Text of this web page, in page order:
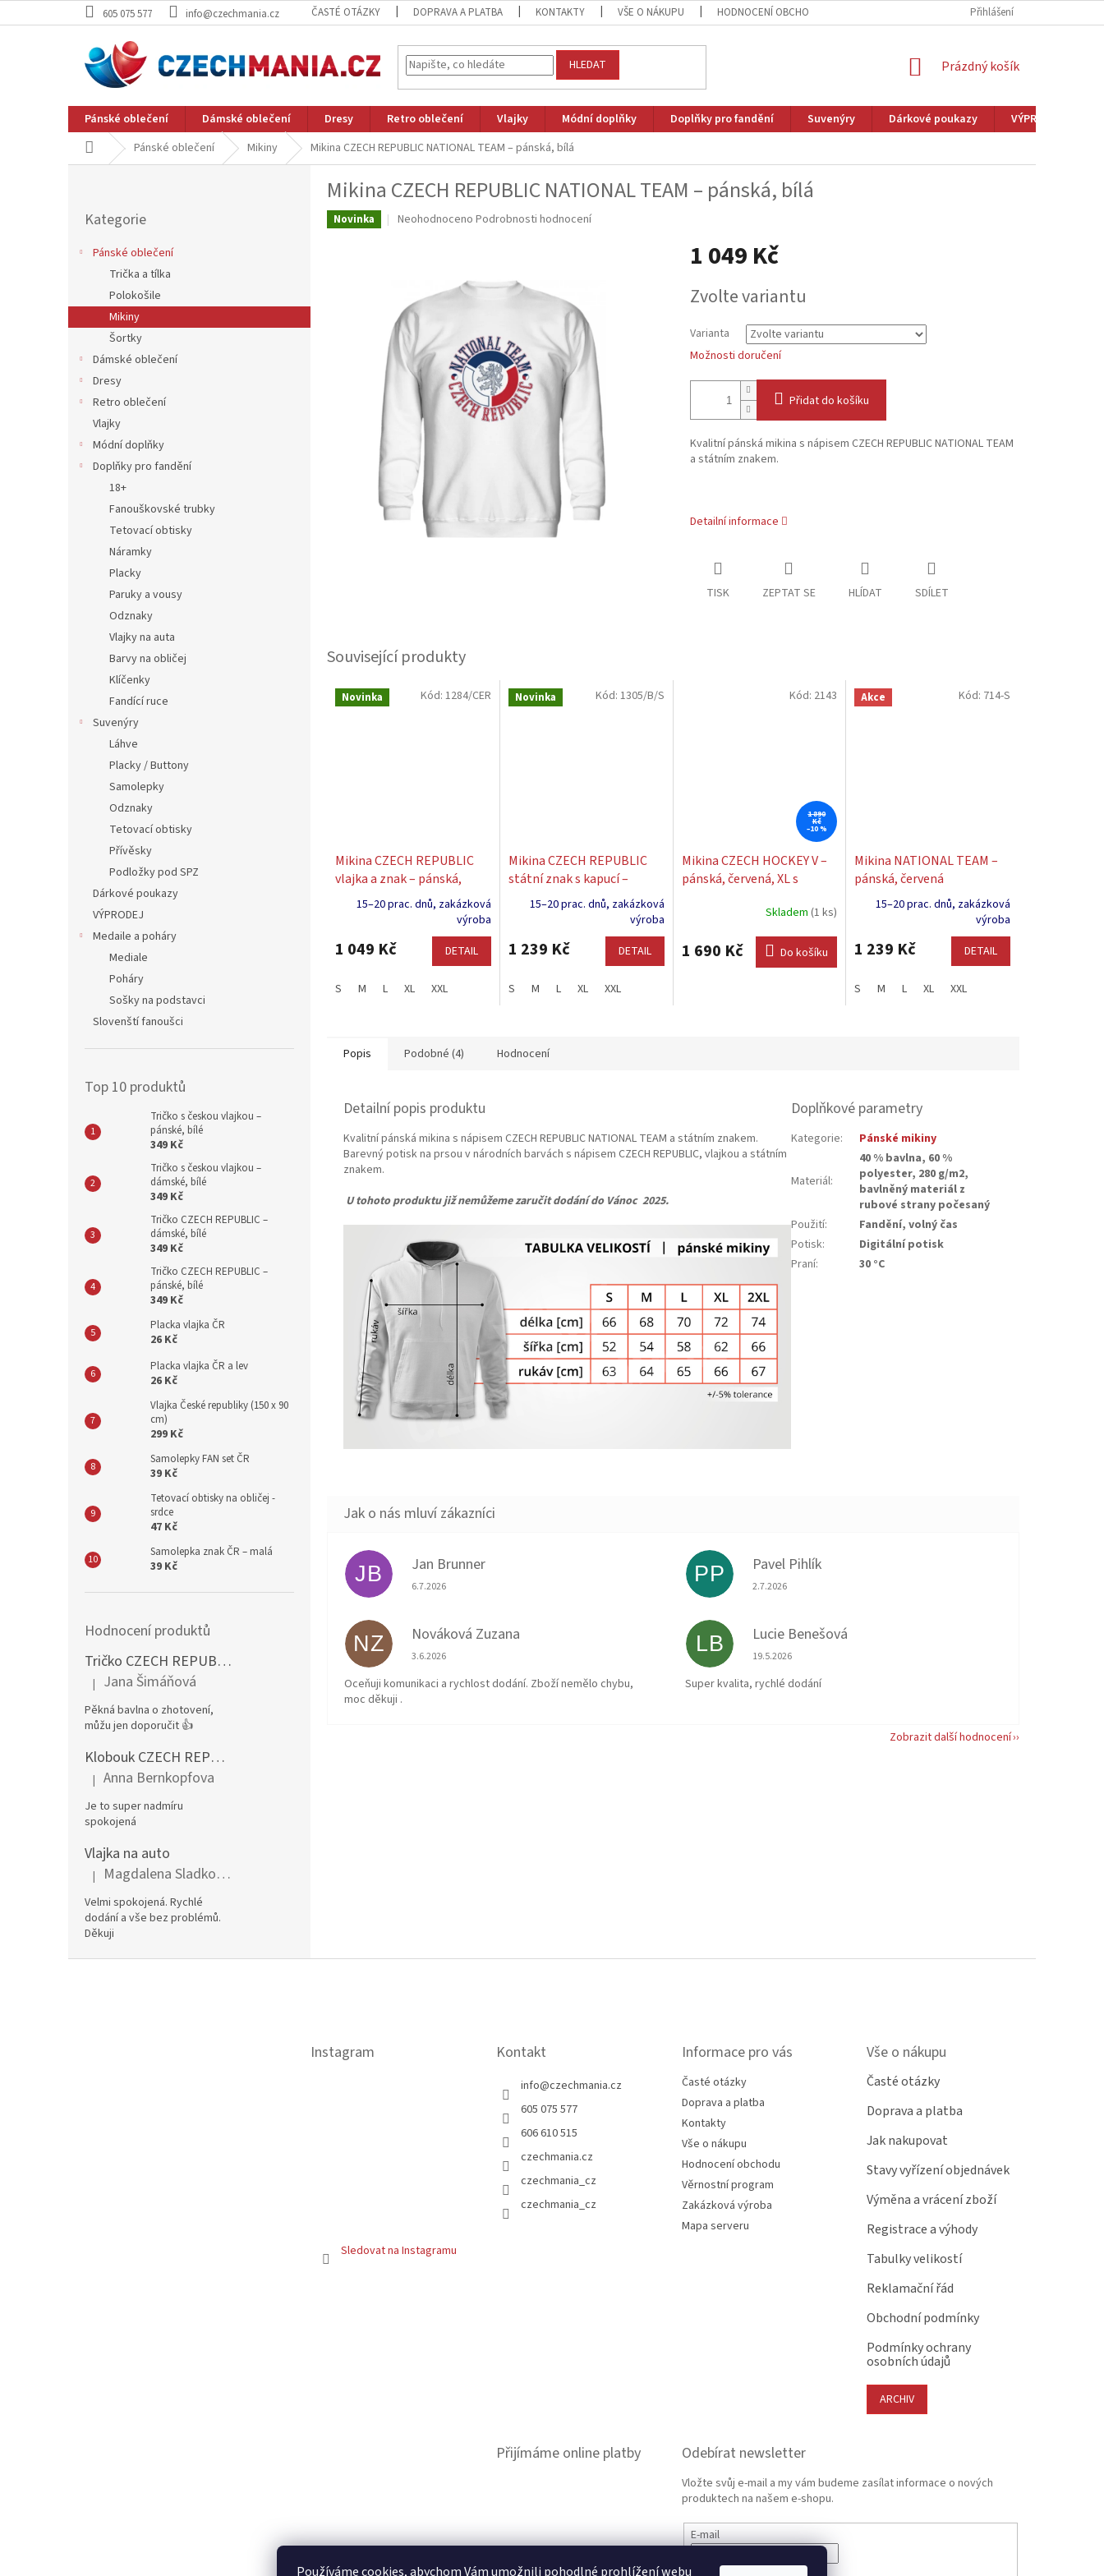
Používáme cookies, abychom Vám umožnili pohodlné prohlížení webu
na
605 075 577 info@czechmania.cz ČASTÉ OTÁZKY DOPRAVA A PLATBA KONTAKTY VŠE O NÁKUPU HODNOCENÍ OBCHODU ZAKÁZKOVÁ VÝROBA
Přihlášení
HLEDAT
NÁKUPNÍ
Prázdný košík
Pánské oblečení Dámské oblečení Dresy Retro oblečení Vlajky Módní doplňky Doplňky pro fandění Suvenýry Dárkové poukazy VÝPRODEJ
Domů Pánské oblečení Mikiny Mikina CZECH REPUBLIC NATIONAL TEAM – pánská, bílá
kategorie
Kategorie
Pánské oblečení
Trička a tílka
Polokošile
Mikiny
Šortky
Dámské oblečení
Dresy
Retro oblečení
Vlajky
Módní doplňky
Doplňky pro fandění
18+
Fanouškovské trubky
Tetovací obtisky
Náramky
Placky
Paruky a vousy
Odznaky
Vlajky na auta
Barvy na obličej
Klíčenky
Fandící ruce
Suvenýry
Láhve
Placky / Buttony
Samolepky
Odznaky
Tetovací obtisky
Přívěsky
Podložky pod SPZ
Dárkové poukazy
VÝPRODEJ
Medaile a poháry
Mediale
Poháry
Sošky na podstavci
Slovenští fanoušci
Top 10 produktů
Tričko s českou vlajkou –
pánské, bílé
349 Kč
Tričko s českou vlajkou –
dámské, bílé
349 Kč
Tričko CZECH REPUBLIC –
dámské, bílé
349 Kč
Tričko CZECH REPUBLIC –
pánské, bílé
349 Kč
Placka vlajka ČR
26 Kč
Placka vlajka ČR a lev
26 Kč
Vlajka České republiky (150 x 90
cm)
299 Kč
Samolepky FAN set ČR
39 Kč
Tetovací obtisky na obličej -
srdce
47 Kč
Samolepka znak ČR – malá
39 Kč
Hodnocení produktů
Tričko CZECH REPUBLIC – pánské, červené
Hodnocení produktu je 5 z 5 hvězdiček.
| Jana Šimáňová
Pěkná bavlna o zhotovení,
můžu jen doporučit 👍
Klobouk CZECH REPUBLIC rohy CZ
Hodnocení produktu je 5 z 5 hvězdiček.
| Anna Bernkopfova
Je to super nadmíru
spokojená
Vlajka na auto
Hodnocení produktu je 5 z 5 hvězdiček.
| Magdalena Sladkovská
Velmi spokojená. Rychlé
dodání a vše bez problémů.
Děkuji
Mikina CZECH REPUBLIC NATIONAL TEAM – pánská, bílá
Novinka
Průměrné
5
hvězdiček.
Neohodnoceno Podrobnosti hodnocení
1 049 Kč
cena:
Zvolte variantu
Varianta
Možnosti doručení
Přidat do košíku
Kvalitní pánská mikina s nápisem CZECH REPUBLIC NATIONAL TEAM
a státním znakem.
Detailní informace
TISK ZEPTAT SE HLÍDAT SDÍLET
Související produkty
Novinka
Mikina CZECH REPUBLIC
vlajka a znak – pánská,
červená
15–20 prac. dnů, zakázková
výroba
1 049 Kč DETAIL
S M L XL XXL
Kód: 1284/CER Novinka
Mikina CZECH REPUBLIC
státní znak s kapucí –
pánské, bílé
15–20 prac. dnů, zakázková
výroba
1 239 Kč DETAIL
S M L XL XXL
Kód: 1305/B/S
1 890
Kč
–10 %
Mikina CZECH HOCKEY V –
pánská, červená, XL s
Skladem(1 ks)
1 690 Kč Do košíku
Kód: 2143 Akce
Mikina NATIONAL TEAM –
pánská, červená
15–20 prac. dnů, zakázková
výroba
1 239 Kč DETAIL
S M L XL XXL
Kód: 714-S
Popis Podobné (4) Hodnocení
Detailní popis produktu
Kvalitní pánská mikina s nápisem CZECH REPUBLIC NATIONAL TEAM a státním znakem.
Barevný potisk na prsou v národních barvách s nápisem CZECH REPUBLIC, vlajkou a státním
znakem.
U tohoto produktu již nemůžeme zaručit dodání do Vánoc 2025.
Doplňkové parametry
Kategorie: Pánské mikiny
Materiál:
40 % bavlna, 60 %
polyester, 280 g/m2,
bavlněný materiál z
rubové strany počesaný
Použití:
Fandění, volný čas
Potisk:
Digitální potisk
Praní: 30 °C
JB Jan Brunner
Hodnocení obchodu je 5 z 5 hvězdiček.
6.7.2026
PP Pavel Pihlík
Hodnocení obchodu je 5 z 5 hvězdiček.
2.7.2026
NZ Nováková Zuzana
Hodnocení obchodu je 5 z 5 hvězdiček.
3.6.2026
Oceňuji komunikaci a rychlost dodání. Zboží nemělo chybu,
moc děkuji .
LB Lucie Benešová
Hodnocení obchodu je 5 z 5 hvězdiček.
19.5.2026
Super kvalita, rychlé dodání
Zobrazit další hodnocení
Instagram
Sledovat na Instagramu
Kontakt
info@czechmania.cz
605 075 577
606 610 515
czechmania.cz
czechmania_cz
czechmania_cz
Informace pro vás
Časté otázky
Doprava a platba
Kontakty
Vše o nákupu
Hodnocení obchodu
Věrnostní program
Zakázková výroba
Mapa serveru
Vše o nákupu
Časté otázky
Doprava a platba
Jak nakupovat
Stavy vyřízení objednávek
Výměna a vrácení zboží
Registrace a výhody
Tabulky velikostí
Reklamační řád
Obchodní podmínky
Podmínky ochrany
osobních údajů
ARCHIV
Přijímáme online platby Odebírat newsletter
Vložte svůj e-mail a my vám budeme zasílat informace o nových
produktech na našem e-shopu.
E-mail